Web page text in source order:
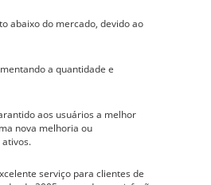
abaixo do mercado, devido ao
a quantidade e
aos usuários a melhor
nova melhoria ou
serviço para clientes de